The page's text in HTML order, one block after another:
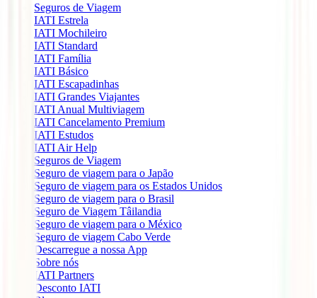
Seguros de Viagem
IATI Estrela
IATI Mochileiro
IATI Standard
IATI Família
IATI Básico
IATI Escapadinhas
IATI Grandes Viajantes
IATI Anual Multiviagem
IATI Cancelamento Premium
IATI Estudos
IATI Air Help
Seguros de Viagem
Seguro de viagem para o Japão
Seguro de viagem para os Estados Unidos
Seguro de viagem para o Brasil
Seguro de Viagem Tâilandia
Seguro de viagem para o México
Seguro de viagem Cabo Verde
Descarregue a nossa App
Sobre nós
IATI Partners
Desconto IATI